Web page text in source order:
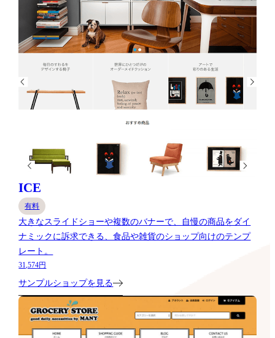
ICE
有料
大きなスライドショーや複数のバナーで、自慢の商品をダイ
ナミックに訴求できる、食品や雑貨のショップ向けのテンプ
レート。
31,574円
サンプルショップを見る